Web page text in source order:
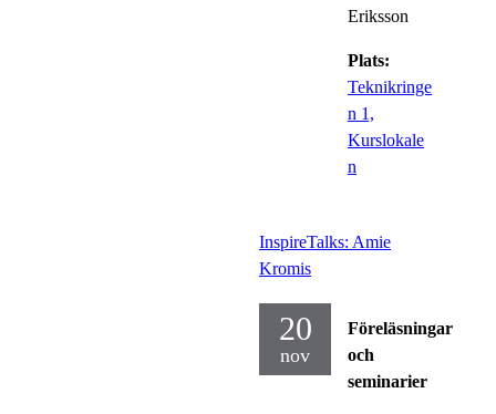
Eriksson
Plats:
Teknikringe
n 1,
Kurslokale
n
InspireTalks: Amie
Kromis
20
nov
Föreläsningar
och
seminarier